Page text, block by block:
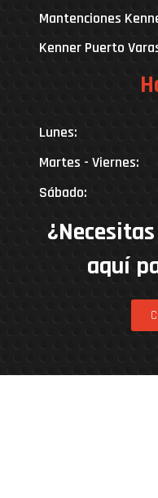
Mantenciones
Kenner Puerto
Lunes:
Martes - Viernes:
Sábado:
aquí